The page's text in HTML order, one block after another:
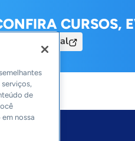
CURSOS,
Acesse o Portal
serviços,
de
nossa